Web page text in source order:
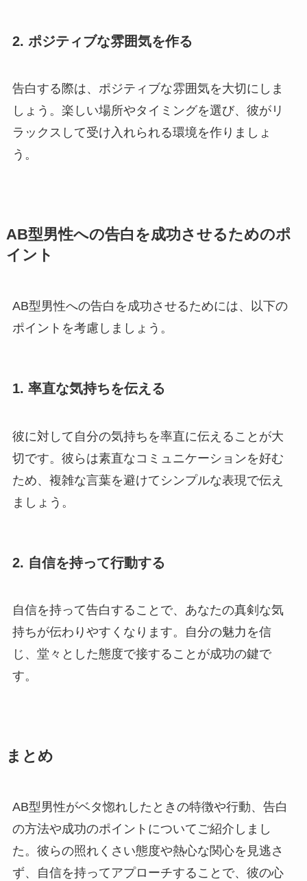
2. ポジティブな雰囲気を作る
告白する際は、ポジティブな雰囲気を大切にしま
しょう。楽しい場所やタイミングを選び、彼がリ
ラックスして受け入れられる環境を作りましょ
う。
AB型男性への告白を成功させるためのポ
イント
AB型男性への告白を成功させるためには、以下の
ポイントを考慮しましょう。
1. 率直な気持ちを伝える
彼に対して自分の気持ちを率直に伝えることが大
切です。彼らは素直なコミュニケーションを好む
ため、複雑な言葉を避けてシンプルな表現で伝え
ましょう。
2. 自信を持って行動する
自信を持って告白することで、あなたの真剣な気
持ちが伝わりやすくなります。自分の魅力を信
じ、堂々とした態度で接することが成功の鍵で
す。
まとめ
AB型男性がベタ惚れしたときの特徴や行動、告白
の方法や成功のポイントについてご紹介しまし
た。彼らの照れくさい態度や熱心な関心を見逃さ
ず、自信を持ってアプローチすることで、彼の心